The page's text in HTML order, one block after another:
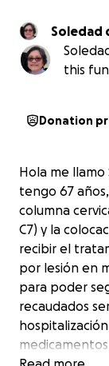
Soledad
this
Donation
Hola me llamo
tengo 67
columna
C7) y la
recibir el
por lesión en
para poder
recaudados